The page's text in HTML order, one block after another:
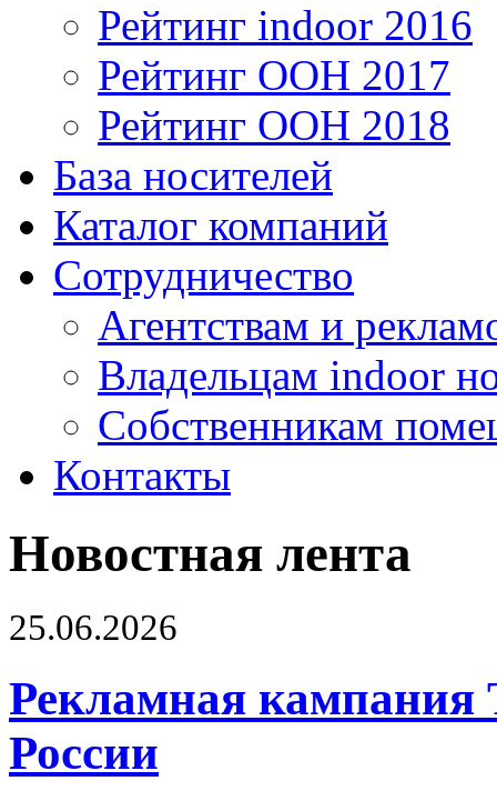
Рейтинг indoor 2016
Рейтинг OOH 2017
Рейтинг OOH 2018
База носителей
Каталог компаний
Сотрудничество
Агентствам и
Владельцам indoor
Собственникам
Контакты
Новостная лента
25.06.2026
Рекламная кампания
России